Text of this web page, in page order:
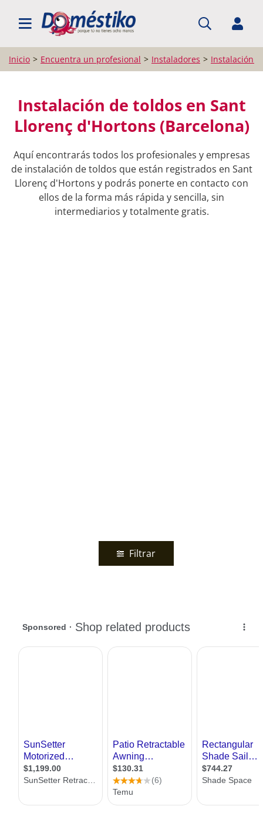
BUSCAR PROFESIONALES
Inicio Encuentra un profesional Instaladores Instalación
Instalación de toldos en Sant
Llorenç d'Hortons (Barcelona)
Aquí encontrarás todos los profesionales y empresas
de instalación de toldos que están registrados en Sant
Llorenç d'Hortons y podrás ponerte en contacto con
ellos de la forma más rápida y sencilla, sin
intermediarios y totalmente gratis.
Filtrar